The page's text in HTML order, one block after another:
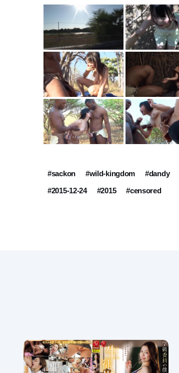
#sackon #wild-kingdom #dandy
#2015-12-24
#2015 #censored